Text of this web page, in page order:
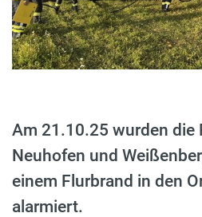
Am 21.10.25 wurden die
Neuhofen und
einem Flurbrand in den
alarmiert.